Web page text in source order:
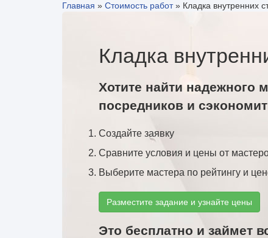
Главная » Стоимость работ» Кладка внутренних
Кладка
Хотите найти надежного
посредников и
Создайте заявку
Сравните условия и цены от
Выберите мастера по рейтингу и
Разместите задание и узнайте цены
Это бесплатно и займет